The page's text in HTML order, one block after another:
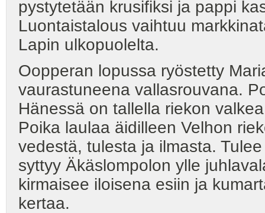
pystytetään krusifiksi ja pappi
Luontaistalous vaihtuu
Lapin ulkopuolelta.
Oopperan lopussa ryöstetty
vaurastuneena vallasrouvana.
Hänessä on tallella riekon
Poika laulaa äidilleen Velhon
vedestä, tulesta ja ilmasta.
syttyy Äkäslompolon ylle
kirmaisee iloisena esiin ja
kertaa.